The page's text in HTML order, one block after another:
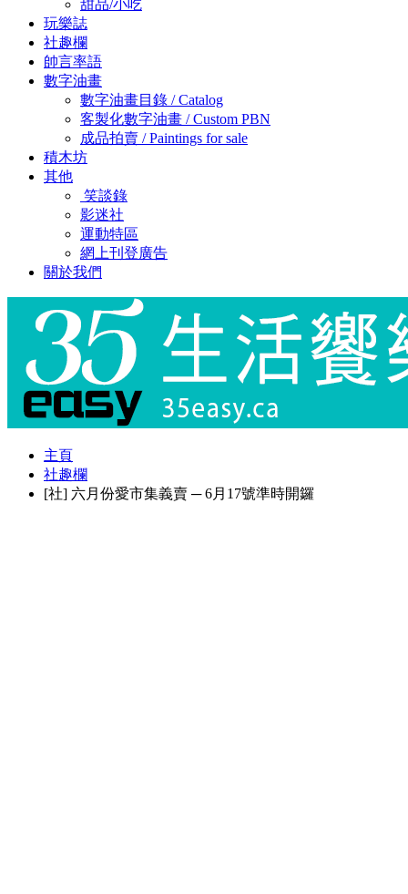
甜品/小吃
玩樂誌
社趣欄
帥言率語
數字油畫
數字油畫目錄 / Catalog
客製化數字油畫 / Custom PBN
成品拍賣 / Paintings for sale
積木坊
其他
笑談錄
影迷社
運動特區
網上刊登廣告
關於我們
主頁
社趣欄
[社] 六月份愛市集義賣 ─ 6月17號準時開鑼